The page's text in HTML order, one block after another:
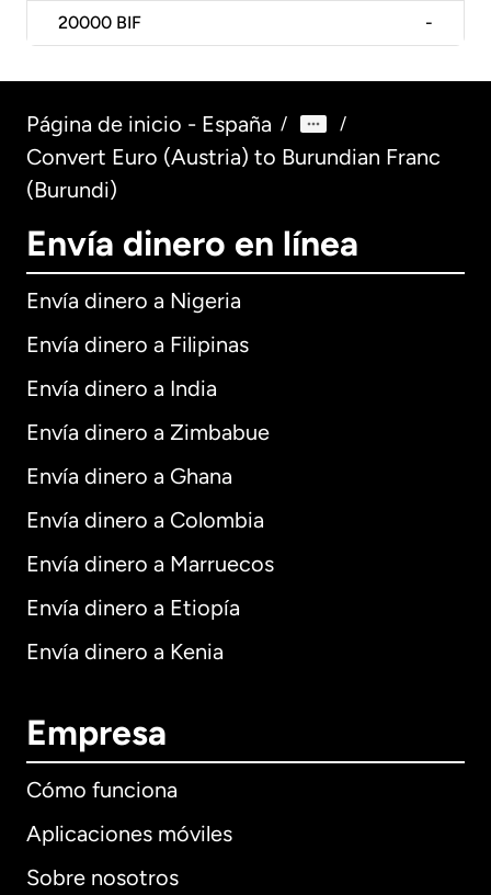
20000 BIF -
Página de inicio - España / /
Convert Euro (Austria) to Burundian Franc
(Burundi)
Envía dinero en línea
Envía dinero a Nigeria
Envía dinero a Filipinas
Envía dinero a India
Envía dinero a Zimbabue
Envía dinero a Ghana
Envía dinero a Colombia
Envía dinero a Marruecos
Envía dinero a Etiopía
Envía dinero a Kenia
Empresa
Cómo funciona
Aplicaciones móviles
Sobre nosotros